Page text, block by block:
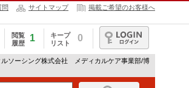
問 サイトマップ 掲載ご希望のお客様へ
閲覧
履歴
1
キープ
リスト
0
ログイン
ルソーシング株式会社 メディカルケア事業部/博